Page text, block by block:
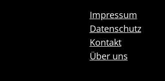
Impressum
Datenschutz
Kontakt
Über uns